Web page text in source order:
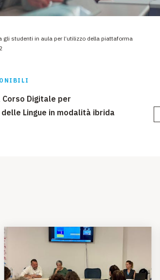
gli studenti in aula per l’utilizzo della piattaforma
Corso Digitale per
delle Lingue in modalità ibrida